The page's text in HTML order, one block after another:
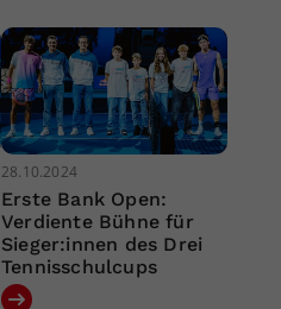
28.10.2024
Erste Bank Open:
Verdiente Bühne für
Sieger:innen des Drei
Tennisschulcups